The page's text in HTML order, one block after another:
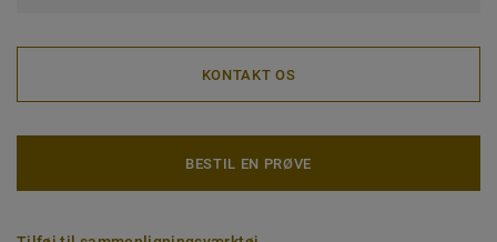
KONTAKT OS
BESTIL EN PRØVE